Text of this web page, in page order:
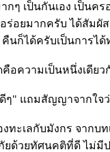
ๆ เป็นกันเอง เป็นค
ร่อยมากครับ ได้สัม
คืนก็ได้ครับเป็นการ
คือความเป็นหนึ่งเดีย
ๆ" แถมสัญญาจากใจ
ะเลกับมังกร จากบท
ยด้วยทัศนคติที่ดี ไม่